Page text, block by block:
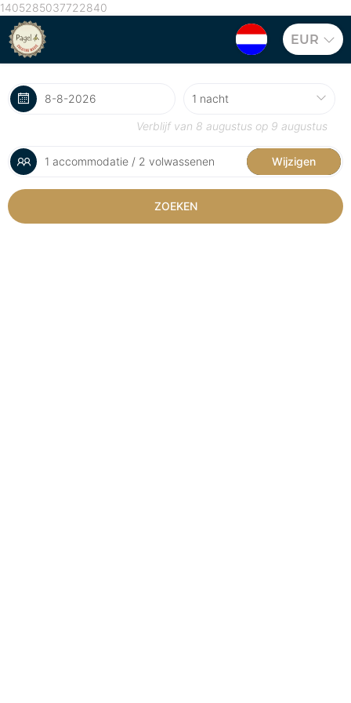
1405285037722840
EUR
Verblijf van 8 augustus op 9 augustus
1 accommodatie / 2 volwassenen Wijzigen